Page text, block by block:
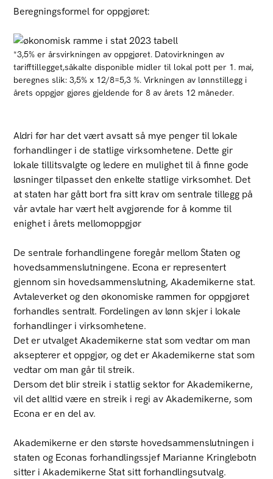
Beregningsformel for oppgjøret:
*3,5% er årsvirkningen av oppgjøret. Datovirkningen av
tarifftillegget,såkalte disponible midler til lokal pott per 1. mai,
beregnes slik: 3,5% x 12/8=5,3 %. Virkningen av lønnstillegg i
årets oppgjør gjøres gjeldende for 8 av årets 12 måneder.
Aldri før har det vært avsatt så mye penger til lokale
forhandlinger i de statlige virksomhetene. Dette gir
lokale tillitsvalgte og ledere en mulighet til å finne gode
løsninger tilpasset den enkelte statlige virksomhet. Det
at staten har gått bort fra sitt krav om sentrale tillegg på
vår avtale har vært helt avgjørende for å komme til
enighet i årets mellomoppgjør
De sentrale forhandlingene foregår mellom Staten og
hovedsammenslutningene. Econa er representert
gjennom sin hovedsammenslutning, Akademikerne stat.
Avtaleverket og den økonomiske rammen for oppgjøret
forhandles sentralt. Fordelingen av lønn skjer i lokale
forhandlinger i virksomhetene.
Det er utvalget Akademikerne stat som vedtar om man
aksepterer et oppgjør, og det er Akademikerne stat som
vedtar om man går til streik.
Dersom det blir streik i statlig sektor for Akademikerne,
vil det alltid være en streik i regi av Akademikerne, som
Econa er en del av.
Akademikerne er den største hovedsammenslutningen i
staten og Econas forhandlingssjef Marianne Kringlebotn
sitter i Akademikerne Stat sitt forhandlingsutvalg.